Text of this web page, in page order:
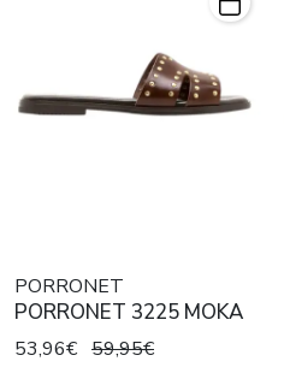
PORRONET
PORRONET 3225 MOKA
53,96€ 59,95€